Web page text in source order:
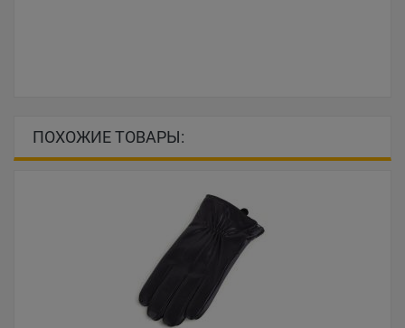
ПОХОЖИЕ ТОВАРЫ: